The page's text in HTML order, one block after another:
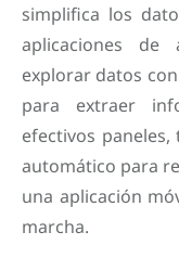
simplifica los
aplicaciones de
explorar datos
para extraer
efectivos
automático para
una aplicación
marcha.